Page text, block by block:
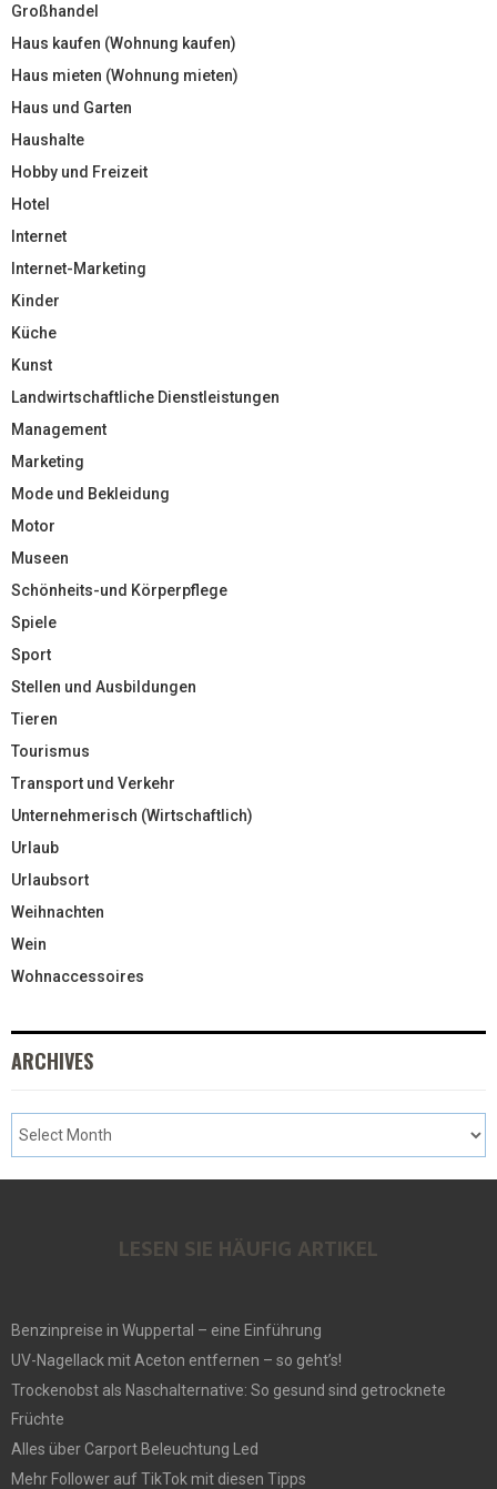
Großhandel
Haus kaufen (Wohnung kaufen)
Haus mieten (Wohnung mieten)
Haus und Garten
Haushalte
Hobby und Freizeit
Hotel
Internet
Internet-Marketing
Kinder
Küche
Kunst
Landwirtschaftliche Dienstleistungen
Management
Marketing
Mode und Bekleidung
Motor
Museen
Schönheits-und Körperpflege
Spiele
Sport
Stellen und Ausbildungen
Tieren
Tourismus
Transport und Verkehr
Unternehmerisch (Wirtschaftlich)
Urlaub
Urlaubsort
Weihnachten
Wein
Wohnaccessoires
ARCHIVES
LESEN SIE HÄUFIG ARTIKEL
Benzinpreise in Wuppertal – eine Einführung
UV-Nagellack mit Aceton entfernen – so geht’s!
Trockenobst als Naschalternative: So gesund sind getrocknete
Früchte
Alles über Carport Beleuchtung Led
Mehr Follower auf TikTok mit diesen Tipps